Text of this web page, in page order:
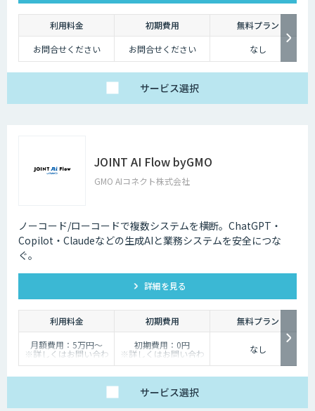
利用料金 初期費用
無料プラン
お問合せください
お問合せください なし
サービス選択
JOINT AI Flow byGMO
GMO AIコネクト株式会社
ノーコード/ローコードで複数システムを横断。ChatGPT・
Copilot・Claudeなどの生成AIと業務システムを安全につな
ぐ。
詳細を見る
利用料金 初期費用
無料プラン
月額費用：5万円～
※詳しくはお問い合わ
せください
初期費用：0円
※詳しくはお問い合わ
せください
なし
サービス選択